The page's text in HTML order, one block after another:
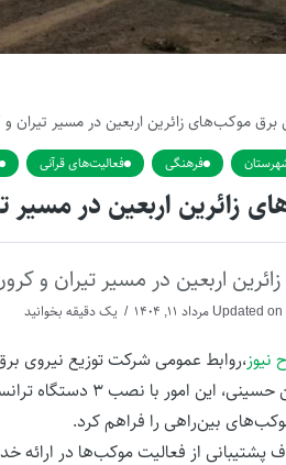
موکب‌های زائرین اربعین در مسیر تیران و کرون با نصب ۳
فرهنگی فعالیت‌های قرآنی
اربعین در مسیر تیران و کرون با
در مسیر تیران و کرون با نصب ۳ دستگاه
یک دقیقه بخوانید
نیوز،روابط عمومی شرکت توزیع نیروی
نزدیک شدن به ایام
بین‌راهی را فراهم کرد.
پشتیبانی از فعالیت موکب‌ها در